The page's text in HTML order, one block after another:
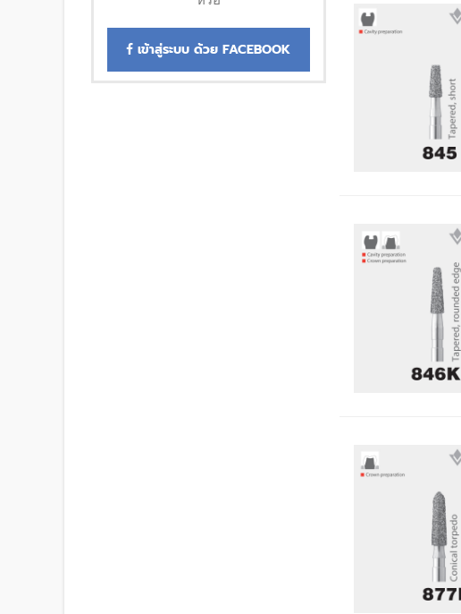
เข้าสู่ระบบ ด้วย FACEBOOK